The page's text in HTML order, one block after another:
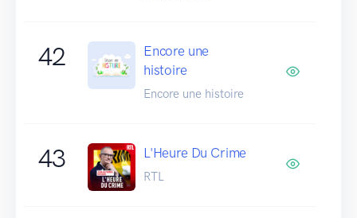
42
Encore une
histoire
Encore une histoire
43 L'Heure Du Crime
RTL